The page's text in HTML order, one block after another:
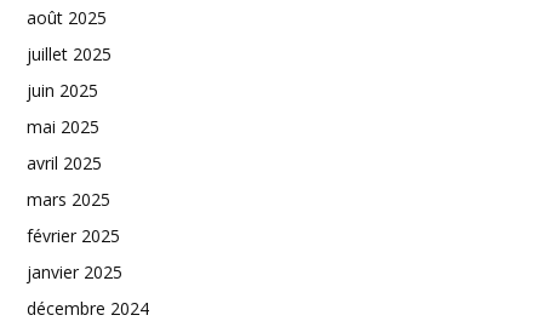
août 2025
juillet 2025
juin 2025
mai 2025
avril 2025
mars 2025
février 2025
janvier 2025
décembre 2024